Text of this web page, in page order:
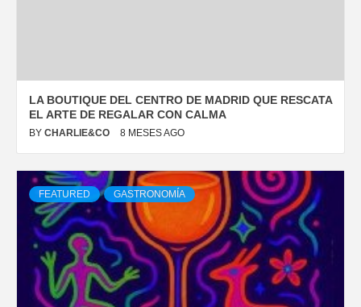
LA BOUTIQUE DEL CENTRO DE MADRID QUE RESCATA
EL ARTE DE REGALAR CON CALMA
BY CHARLIE&CO 8 MESES AGO
FEATURED GASTRONOMÍA